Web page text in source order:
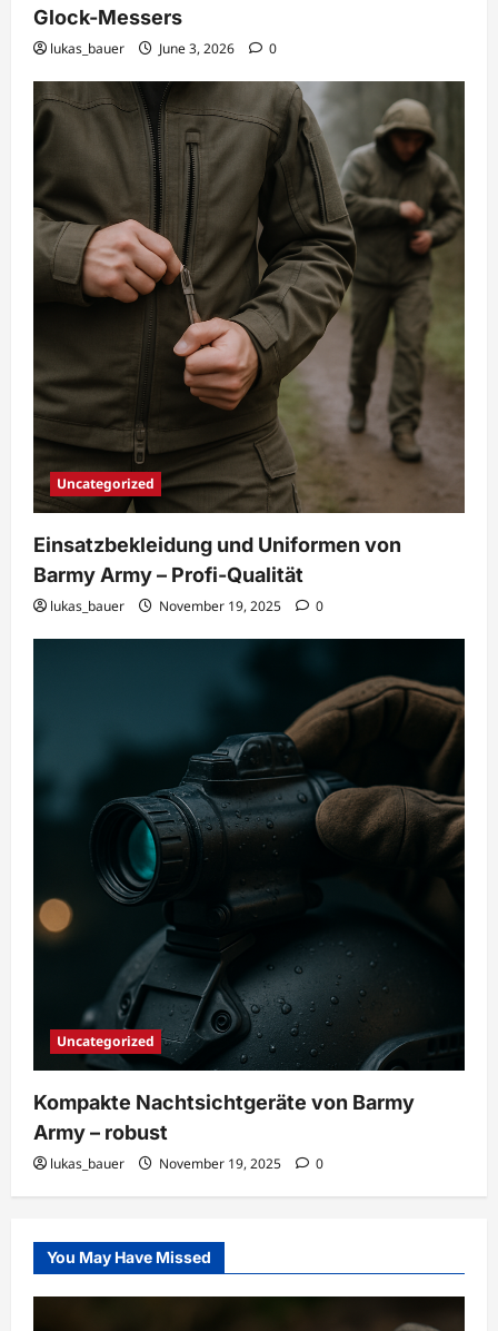
Glock-Messers
lukas_bauer June 3, 2026 0
Uncategorized
Einsatzbekleidung und Uniformen von
Barmy Army – Profi-Qualität
lukas_bauer November 19, 2025 0
Uncategorized
Kompakte Nachtsichtgeräte von Barmy
Army – robust
lukas_bauer November 19, 2025 0
You May Have Missed